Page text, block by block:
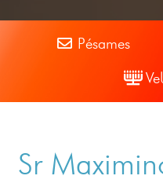
Pésames
Sr